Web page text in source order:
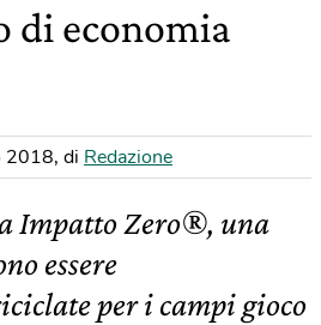
di economia
2018, di Redazione
Impatto Zero®, una
essere
per i campi gioco